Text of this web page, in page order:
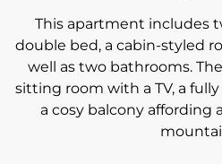
This apartment includes
double bed, a cabin-styled
well as two bathrooms.
sitting room with a TV, a
a cosy balcony affording